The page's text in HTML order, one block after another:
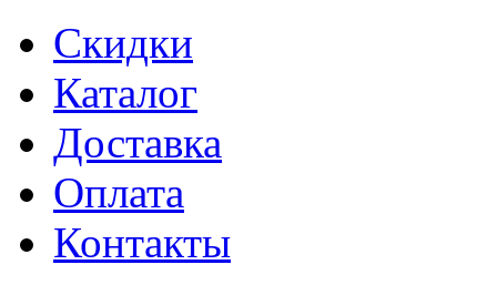
Скидки
Каталог
Доставка
Оплата
Контакты